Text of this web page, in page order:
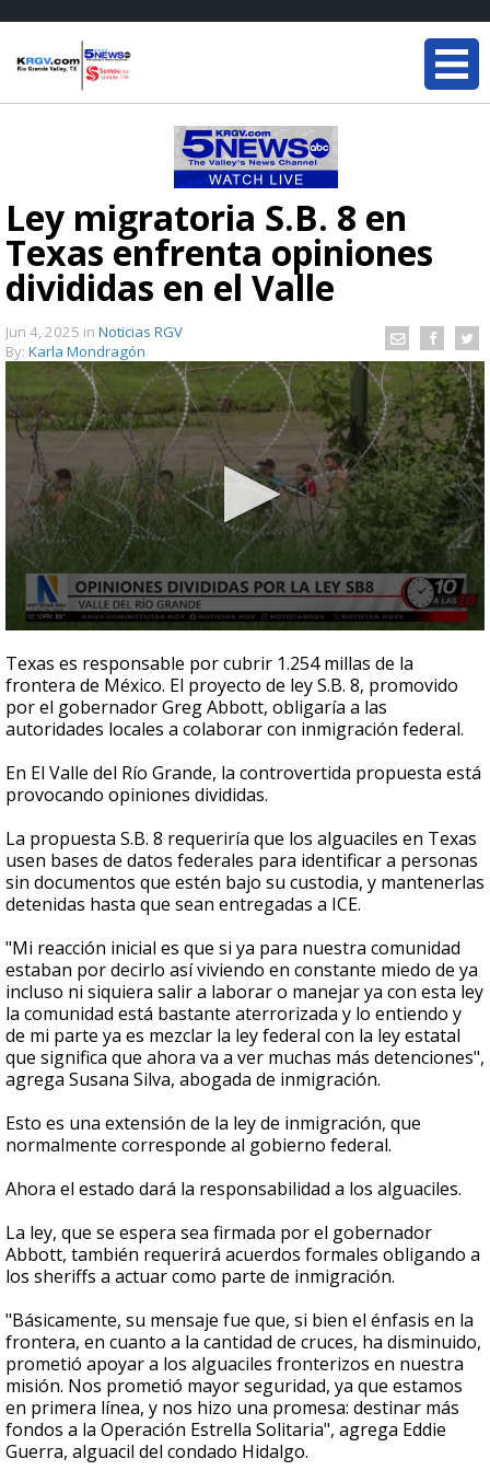
Ley migratoria S.B. 8 en
Texas enfrenta opiniones
divididas en el Valle
Jun 4, 2025 in Noticias RGV
By: Karla Mondragón
seconds
of
3
minutes,
24
Texas es responsable por cubrir 1.254 millas de la
frontera de México. El proyecto de ley S.B. 8, promovido
por el gobernador Greg Abbott, obligaría a las
autoridades locales a colaborar con inmigración federal.
En El Valle del Río Grande, la controvertida propuesta está
provocando opiniones divididas.
La propuesta S.B. 8 requeriría que los alguaciles en Texas
usen bases de datos federales para identificar a personas
sin documentos que estén bajo su custodia, y mantenerlas
detenidas hasta que sean entregadas a ICE.
"Mi reacción inicial es que si ya para nuestra comunidad
estaban por decirlo así viviendo en constante miedo de ya
incluso ni siquiera salir a laborar o manejar ya con esta ley
la comunidad está bastante aterrorizada y lo entiendo y
de mi parte ya es mezclar la ley federal con la ley estatal
que significa que ahora va a ver muchas más detenciones",
agrega Susana Silva, abogada de inmigración.
Esto es una extensión de la ley de inmigración, que
normalmente corresponde al gobierno federal.
Ahora el estado dará la responsabilidad a los alguaciles.
La ley, que se espera sea firmada por el gobernador
Abbott, también requerirá acuerdos formales obligando a
los sheriffs a actuar como parte de inmigración.
"Básicamente, su mensaje fue que, si bien el énfasis en la
frontera, en cuanto a la cantidad de cruces, ha disminuido,
prometió apoyar a los alguaciles fronterizos en nuestra
misión. Nos prometió mayor seguridad, ya que estamos
en primera línea, y nos hizo una promesa: destinar más
fondos a la Operación Estrella Solitaria", agrega Eddie
Guerra, alguacil del condado Hidalgo.